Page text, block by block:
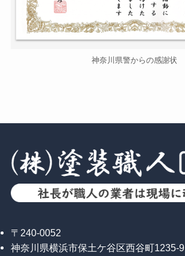
神奈川県警からの感謝状
〒240-0052
神奈川県横浜市保土ケ谷区西谷町1235-9